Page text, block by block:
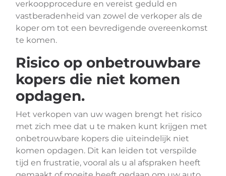
verkoopprocedure en vereist geduld en
vastberadenheid van zowel de verkoper als de
koper om tot een bevredigende overeenkomst
te komen.
Risico op onbetrouwbare
kopers die niet komen
opdagen.
Het verkopen van uw wagen brengt het risico
met zich mee dat u te maken kunt krijgen met
onbetrouwbare kopers die uiteindelijk niet
komen opdagen. Dit kan leiden tot verspilde
tijd en frustratie, vooral als u al afspraken heeft